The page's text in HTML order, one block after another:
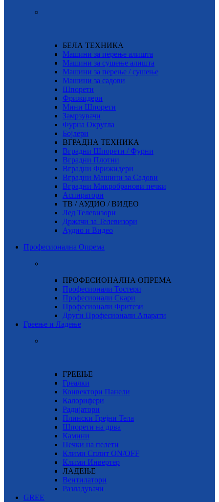
БЕЛА ТЕХНИКА
Машини за перење алишта
Машини за сушење алишта
Машини за перење / сушење
Машини за садови
Шпорети
Фрижидери
Мини Шпорети
Замрзувачи
Фурна Округла
Бојлери
ВГРАДНА ТЕХНИКА
Вградни Шпорети / Фурни
Вградни Плотни
Вградни Фрижидери
Вградни Машини за Садови
Вградни Микробранови печки
Аспиратори
ТВ / АУДИО / ВИДЕО
Лед Телевизори
Држачи за Телевизори
Аудио и Видео
Професионална Опрема
ПРОФЕСИОНАЛНА ОПРЕМА
Професионали Тостери
Професионали Скари
Професионали Фритези
Други Професионали Апарати
Греење и Ладење
ГРЕЕЊЕ
Греалки
Конвектори Панели
Калорифери
Радијатори
Плински Грејни Тела
Шпорети на дрва
Камини
Печки на пелети
Клими Сплит ON/OFF
Клими Инвертер
ЛАДЕЊЕ
Вентилатори
Разладувачи
GREE